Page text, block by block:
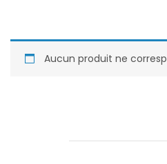
Aucun produit ne